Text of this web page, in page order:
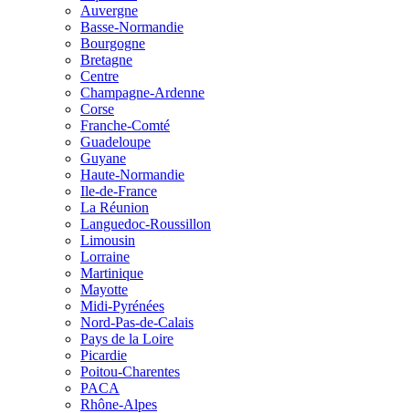
Auvergne
Basse-Normandie
Bourgogne
Bretagne
Centre
Champagne-Ardenne
Corse
Franche-Comté
Guadeloupe
Guyane
Haute-Normandie
Ile-de-France
La Réunion
Languedoc-Roussillon
Limousin
Lorraine
Martinique
Mayotte
Midi-Pyrénées
Nord-Pas-de-Calais
Pays de la Loire
Picardie
Poitou-Charentes
PACA
Rhône-Alpes